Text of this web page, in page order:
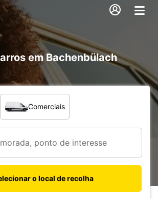
em Bachenbülach
pretende?
Comerciais
o local de recolha